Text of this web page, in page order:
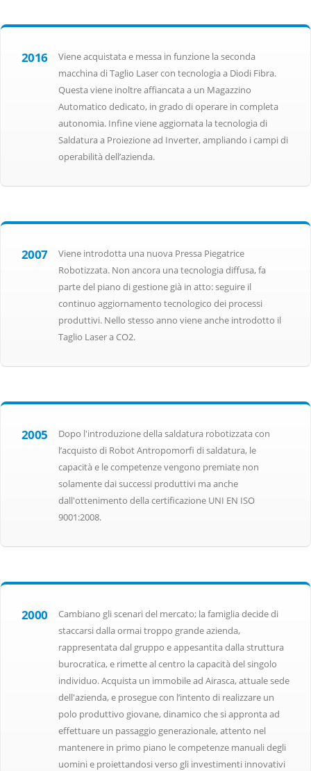
2016
Viene acquistata e messa in funzione la seconda
macchina di Taglio Laser con tecnologia a Diodi Fibra.
Questa viene inoltre affiancata a un Magazzino
Automatico dedicato, in grado di operare in completa
autonomia. Infine viene aggiornata la tecnologia di
Saldatura a Proiezione ad Inverter, ampliando i campi di
operabilità dell’azienda.
2007
Viene introdotta una nuova Pressa Piegatrice
Robotizzata. Non ancora una tecnologia diffusa, fa
parte del piano di gestione già in atto: seguire il
continuo aggiornamento tecnologico dei processi
produttivi. Nello stesso anno viene anche introdotto il
Taglio Laser a CO2.
2005
Dopo l'introduzione della saldatura robotizzata con
l’acquisto di Robot Antropomorfi di saldatura, le
capacità e le competenze vengono premiate non
solamente dai successi produttivi ma anche
dall'ottenimento della certificazione UNI EN ISO
9001:2008.
2000
Cambiano gli scenari del mercato; la famiglia decide di
staccarsi dalla ormai troppo grande azienda,
rappresentata dal gruppo e appesantita dalla struttura
burocratica, e rimette al centro la capacità del singolo
individuo. Acquista un immobile ad Airasca, attuale sede
dell'azienda, e prosegue con l’intento di realizzare un
polo produttivo giovane, dinamico che si appronta ad
effettuare un passaggio generazionale, attento nel
mantenere in primo piano le competenze manuali degli
uomini e proiettandosi verso gli investimenti innovativi